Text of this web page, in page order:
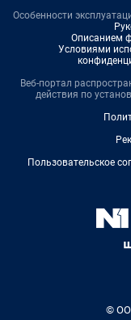
Особенности
Описанием
Условиями
Веб-портал
действия по
Пользовательское
©